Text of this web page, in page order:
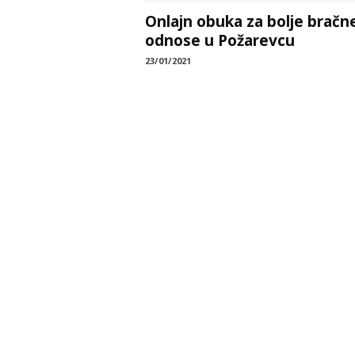
Onlajn obuka za bolje
odnose u Požarevcu
23/01/2021